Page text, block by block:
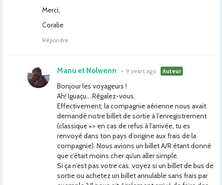
Merci,
Coralie
Répondre
Manu et Nolwenn • 9 years ago Auteur
Bonjour les voyageurs !
Ah! Iguaçu… Régalez-vous.
Effectivement, la compagnie aérienne nous avait
demandé notre billet de sortie à l’enregistrement
(classique => en cas de refus à l’arrivée, tu es
renvoyé dans ton pays d’origine aux frais de la
compagnie). Nous avions un billet A/R étant donné
que c’était moins cher qu’un aller simple.
Si ça n’est pas votre cas, voyez si un billet de bus de
sortie ou achetez un billet annulable sans frais par